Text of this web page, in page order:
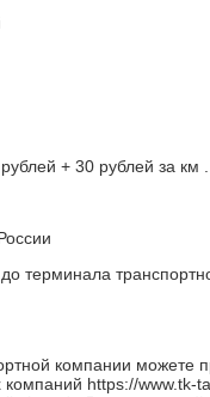
+ 30 рублей за км .
терминала
компании можете
компаний https://www.tk-